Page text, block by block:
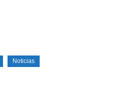
Noticias